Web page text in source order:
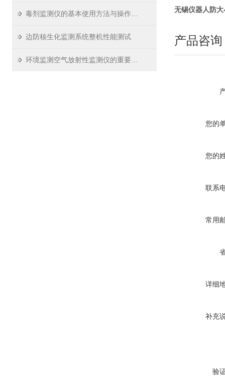
边防核生化监测系统整机性能测试
无锡仪器人防大
产品咨询
您的
您的
联系
常用
详细
补充
验